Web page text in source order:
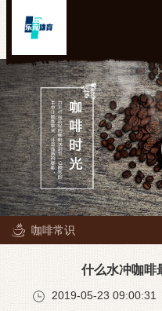
咖啡常识
什么水冲咖啡
2019-05-23 09:00:31